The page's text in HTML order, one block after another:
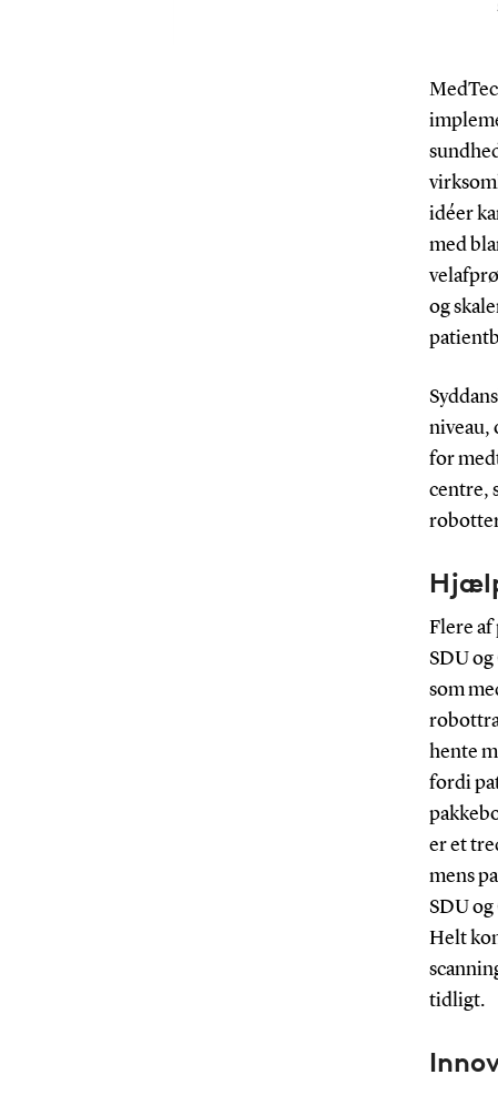
idéer
med
og
niveau,
for
centre,
Flere
SDU
som
hente
fordi
er et
mens
SDU
Helt
tidligt.